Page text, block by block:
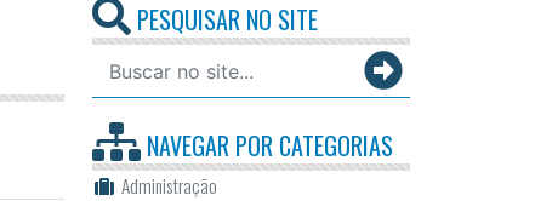
PESQUISAR NO SITE
NAVEGAR PORCATEGORIAS
Administração